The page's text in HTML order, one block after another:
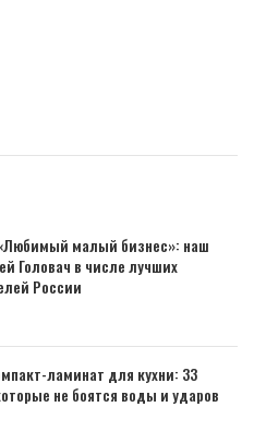
малый бизнес»: наш
Головач в числе лучших
России
ламинат для кухни: 33
не боятся воды и ударов